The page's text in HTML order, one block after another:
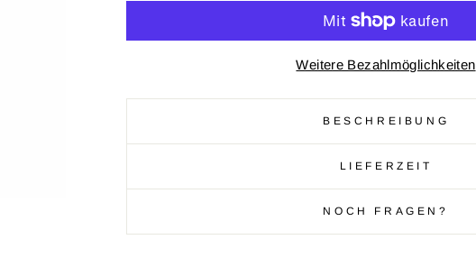
Weitere Bezahlmöglichkeiten
BESCHREIBUNG
LIEFERZEIT
NOCH FRAGEN?